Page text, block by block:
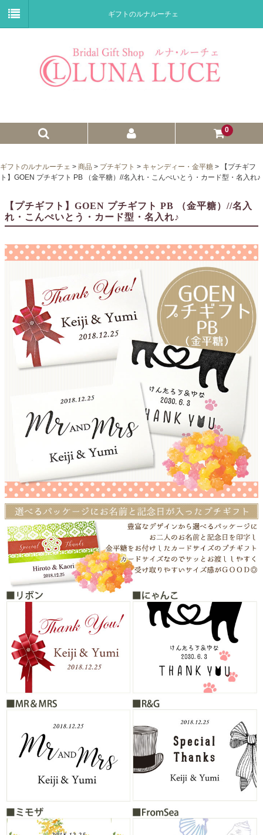
ギフトのルナルーチェ
0
プチギフト
ウェイトドール
子育て卒業証書
ウェルカムボード
ペーパーアイテム
DIY用品
引菓子
引出物ギフト
ブライダルバッグ
演出用品
内祝い 出産祝い
季節イベント特集
会社概要
よくあるご質問
ドメイン指定受信について
無料サンプル・資料請求
お問合せ
ギフトのルナルーチェ > 商品 > プチギフト > キャンディー・金平糖 >
【プチギフ
ト】GOEN プチギフト PB （金平糖）//名入れ・こんぺいとう・カード型・名入れ♪
【プチギフト】GOEN プチギフト PB （金平糖）//名入
れ・こんぺいとう・カード型・名入れ♪